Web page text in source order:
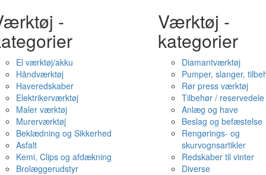
-
El værktøj/akku
Håndværktøj
Haveredskaber
Elektrikerværktøj
Maler værktøj
Murerværktøj
Beklædning og Sikkerhed
Asfalt
Kemi, Clips og afdækning
Brolæggerudstyr
Værktøj -
kategorier
Diamantværktøj
Pumper, slanger,
Rør press værktøj
Tilbehør / reservedele
Anlæg og have
Beslag og befæstelse
Rengørings- og
skurvognsartikler
Redskaber til vinter
Diverse